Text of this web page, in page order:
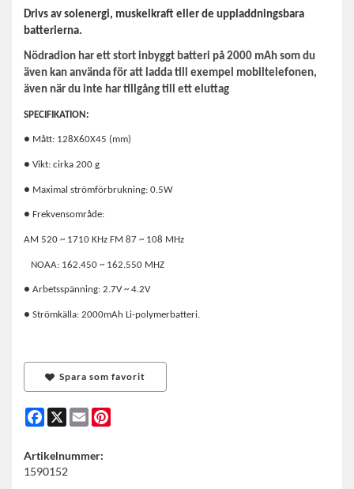
Drivs av solenergi, muskelkraft eller de uppladdningsbara
batterierna.
Nödradion har ett stort inbyggt batteri på 2000 mAh som du
även kan använda för att ladda till exempel mobiltelefonen,
även när du inte har tillgång till ett eluttag
SPECIFIKATION:
● Mått: 128X60X45 (mm)
● Vikt: cirka 200 g
● Maximal strömförbrukning: 0.5W
● Frekvensområde:
AM 520 ~ 1710 KHz FM 87 ~ 108 MHz
NOAA: 162.450 ~ 162.550 MHZ
● Arbetsspänning: 2.7V ~ 4.2V
● Strömkälla: 2000mAh Li-polymerbatteri.
Spara som favorit
Facebook
X Email
Artikelnummer:
1590152